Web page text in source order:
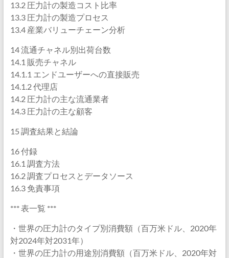
13.2 圧力計の製造コスト比率
13.3 圧力計の製造プロセス
13.4 産業バリューチェーン分析
14 流通チャネル別出荷台数
14.1 販売チャネル
14.1.1 エンドユーザーへの直接販売
14.1.2 代理店
14.2 圧力計の主な流通業者
14.3 圧力計の主な顧客
15 調査結果と結論
16 付録
16.1 調査方法
16.2 調査プロセスとデータソース
16.3 免責事項
*** 表一覧 ***
・世界の圧力計のタイプ別消費額（百万米ドル、2020年
対2024年対2031年）
・世界の圧力計の用途別消費額（百万米ドル、2020年対